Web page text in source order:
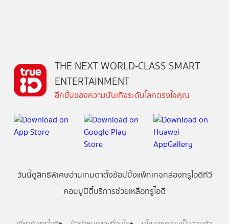
THE NEXT WORLD-CLASS SMART
ENTERTAINMENT
อีกขั้นของความบันเทิงระดับโลกตรงใจคุณ
วันนี้ดูสิทธิพิเศษอ่านเกมตาตั้งช้อปปิ้งแพ็กเกจกล่องทรูไอดีทีวี
คอมมูนิตี้บริการช่วยเหลือทรูไอดี